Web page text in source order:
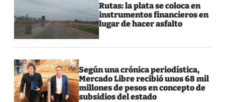
Rutas: la plata se coloca en
instrumentos financieros en
lugar de hacer asfalto
Según una crónica periodística,
Mercado Libre recibió unos 68 mil
millones de pesos en concepto de
subsidios del estado